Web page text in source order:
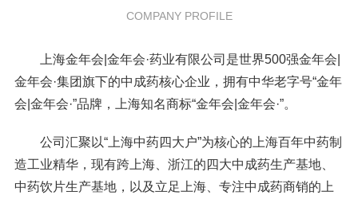
COMPANY PROFILE
上海金年会|金年会·药业有限公司是世界500强金年会|
金年会·集团旗下的中成药核心企业，拥有中华老字号“金年
会|金年会·”品牌，上海知名商标“金年会|金年会·”。
公司汇聚以“上海中药四大户”为核心的上海百年中药制
造工业精华，现有跨上海、浙江的四大中成药生产基地、
中药饮片生产基地，以及立足上海、专注中成药商销的上